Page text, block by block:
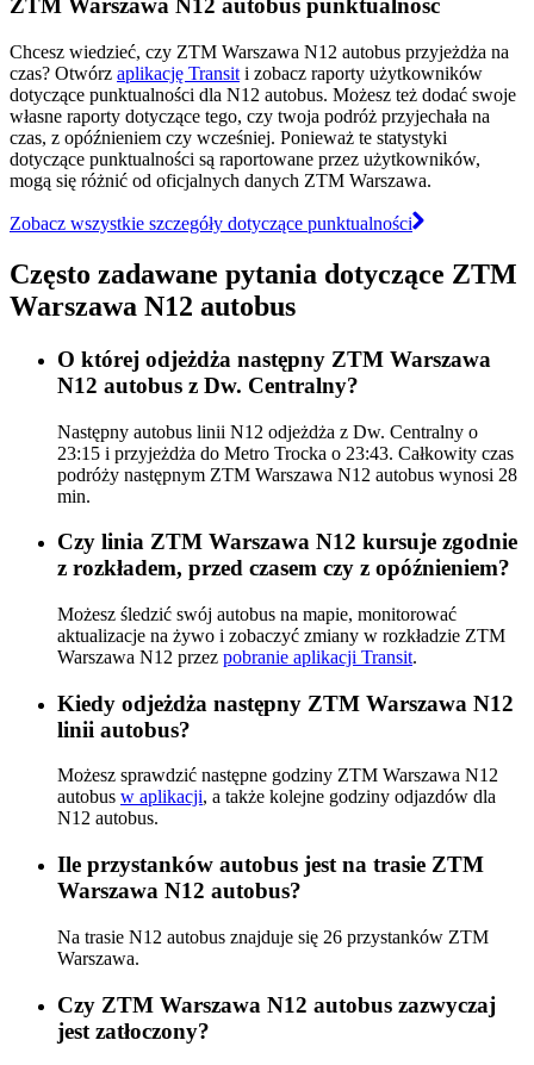
ZTM Warszawa N12 autobus punktualność
Chcesz wiedzieć, czy ZTM Warszawa N12 autobus przyjeżdża na
czas? Otwórz aplikację Transit i zobacz raporty użytkowników
dotyczące punktualności dla N12 autobus. Możesz też dodać swoje
własne raporty dotyczące tego, czy twoja podróż przyjechała na
czas, z opóźnieniem czy wcześniej. Ponieważ te statystyki
dotyczące punktualności są raportowane przez użytkowników,
mogą się różnić od oficjalnych danych ZTM Warszawa.
Zobacz wszystkie szczegóły dotyczące punktualności
Często zadawane pytania dotyczące ZTM
Warszawa N12 autobus
O której odjeżdża następny ZTM Warszawa
N12 autobus z Dw. Centralny?
Następny autobus linii N12 odjeżdża z Dw. Centralny o
23:15 i przyjeżdża do Metro Trocka o 23:43. Całkowity czas
podróży następnym ZTM Warszawa N12 autobus wynosi 28
min.
Czy linia ZTM Warszawa N12 kursuje zgodnie
z rozkładem, przed czasem czy z opóźnieniem?
Możesz śledzić swój autobus na mapie, monitorować
aktualizacje na żywo i zobaczyć zmiany w rozkładzie ZTM
Warszawa N12 przez pobranie aplikacji Transit.
Kiedy odjeżdża następny ZTM Warszawa N12
linii autobus?
Możesz sprawdzić następne godziny ZTM Warszawa N12
autobus w aplikacji, a także kolejne godziny odjazdów dla
N12 autobus.
Ile przystanków autobus jest na trasie ZTM
Warszawa N12 autobus?
Na trasie N12 autobus znajduje się 26 przystanków ZTM
Warszawa.
Czy ZTM Warszawa N12 autobus zazwyczaj
jest zatłoczony?